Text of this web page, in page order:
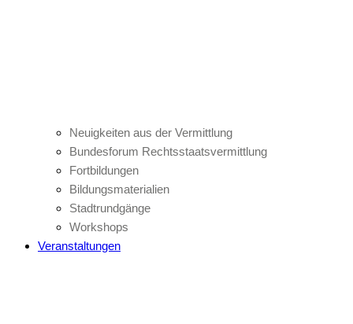
Neuigkeiten aus der Vermittlung
Bundesforum Rechtsstaatsvermittlung
Fortbildungen
Bildungsmaterialien
Stadtrundgänge
Workshops
Veranstaltungen